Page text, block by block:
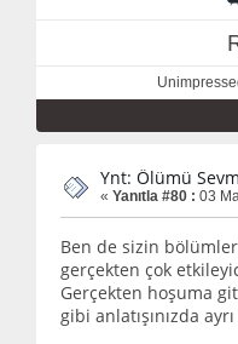
Ynt: Ölümü
« Yanıtla #80 : 03
Ben de sizin
gerçekten çok
Gerçekten hoşuma
gibi anlatışınızda